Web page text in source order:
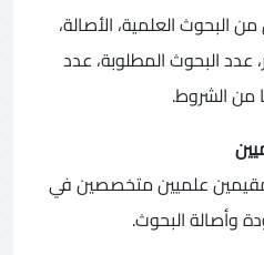
البحوث العلمية، الأصالة،
عدد البحوث المطلوبة، عدد
من الشروط.
مقيمين علميين متخصصين في
وأصالة البحوث.